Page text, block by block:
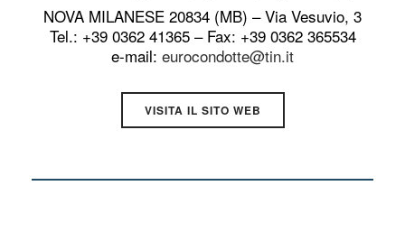
NOVA MILANESE 20834 (MB) – Via Vesuvio, 3
Tel.: +39 0362 41365 – Fax: +39 0362 365534
e-mail: eurocondotte@tin.it
VISITA IL SITO WEB